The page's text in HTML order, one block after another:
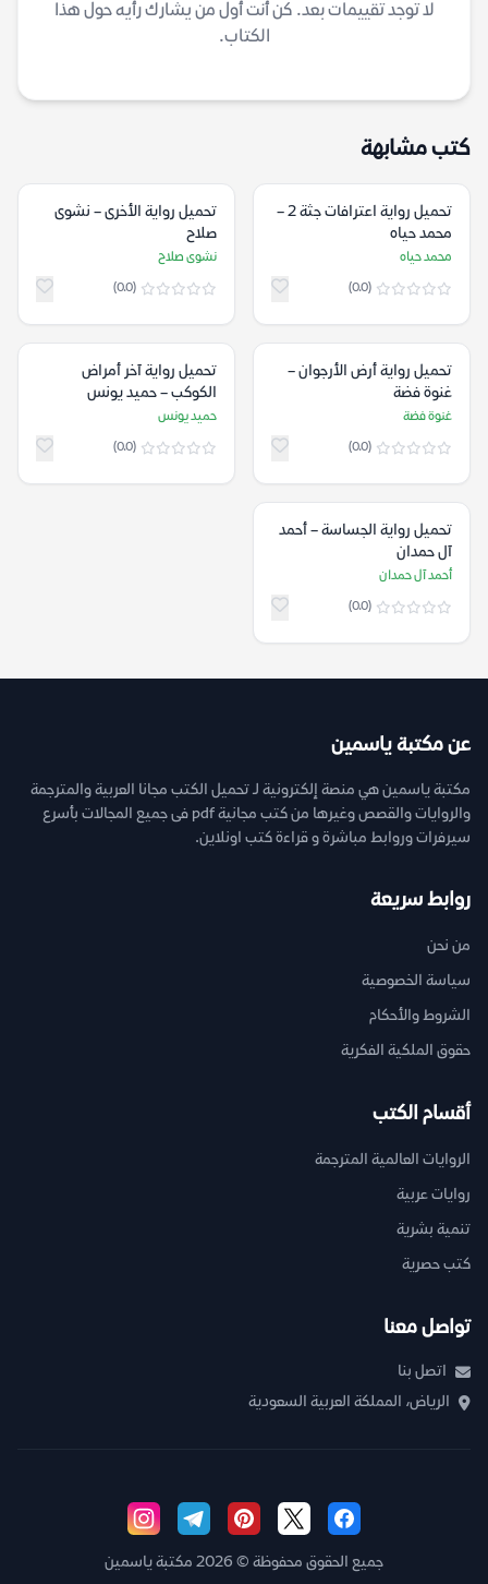
لا توجد تقييمات بعد. كن أنت أول من يشارك رأيه حول هذا
الكتاب.
كتب مشابهة
تحميل رواية اعترافات جثة 2 –
محمد حياه
محمد حياه
(0.0)
تحميل رواية الأخرى – نشوى
صلاح
نشوى صلاح
(0.0)
تحميل رواية أرض الأرجوان –
غنوة فضة
غنوة فضة
(0.0)
تحميل رواية آخر أمراض
الكوكب – حميد يونس
حميد يونس
(0.0)
تحميل رواية الجساسة – أحمد
آل حمدان
أحمد آل حمدان
(0.0)
عن مكتبة ياسمين
مكتبة ياسمين هي منصة إلكترونية لـ تحميل الكتب مجانا العربية والمترجمة
والروايات والقصص وغيرها من كتب مجانية pdf فى جميع المجالات بأسرع
سيرفرات وروابط مباشرة و قراءة كتب اونلاين.
روابط سريعة
من نحن
سياسة الخصوصية
الشروط والأحكام
حقوق الملكية الفكرية
أقسام الكتب
الروايات العالمية المترجمة
روايات عربية
تنمية بشرية
كتب حصرية
تواصل معنا
اتصل بنا
الرياض، المملكة العربية السعودية
جميع الحقوق محفوظة © 2026 مكتبة ياسمين